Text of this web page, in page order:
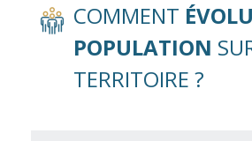
COMMENT
POPULATION
TERRITOIRE ?